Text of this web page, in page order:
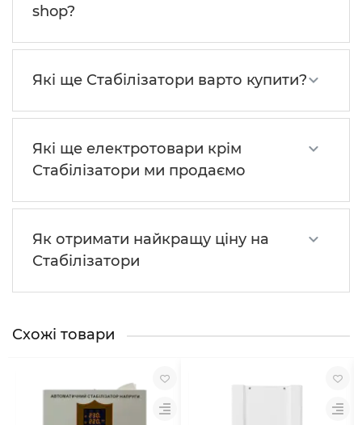
shop?
Які ще Стабілізатори варто купити?
Які ще електротовари крім
Стабілізатори ми продаємо
Як отримати найкращу ціну на
Стабілізатори
Схожі товари